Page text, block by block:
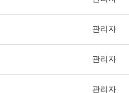
관리자
관리자
관리자